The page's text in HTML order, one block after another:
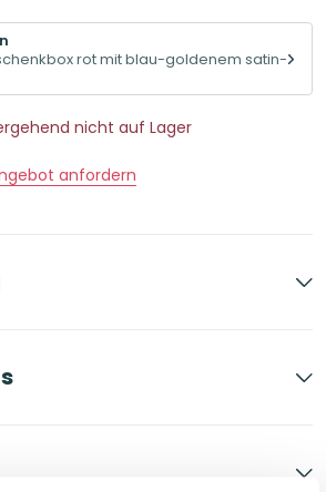
rot mit blau-goldenem satin-
nicht auf Lager
anfordern